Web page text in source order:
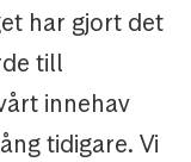
har gjort det
till
innehav
tidigare. Vi